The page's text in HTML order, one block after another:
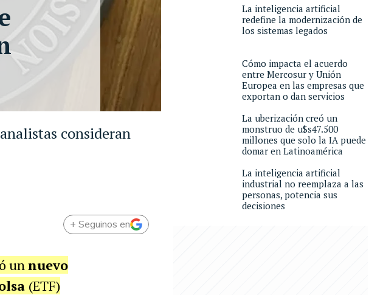
consideran
+ Seguinos en
unnuevo
(ETF)
La inteligencia artificial
redefine la modernización de
los sistemas legados
Cómo impacta el acuerdo
entre Mercosur y Unión
Europea en las empresas que
exportan o dan servicios
La uberización creó un
monstruo de u$s47.500
millones que solo la IA puede
domar en Latinoamérica
La inteligencia artificial
industrial no reemplaza a las
personas, potencia sus
decisiones